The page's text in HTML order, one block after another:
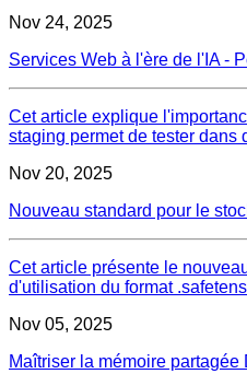
Nov 24, 2025
Services Web à l'ère de l'IA -
Cet article explique
staging permet de tester
Nov 20, 2025
Nouveau standard pour le
Cet article présente le
d'utilisation du format
Nov 05, 2025
Maîtriser la mémoire